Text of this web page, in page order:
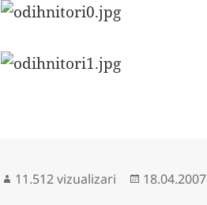
11.512 vizualizari
Publicat
18.04.2007